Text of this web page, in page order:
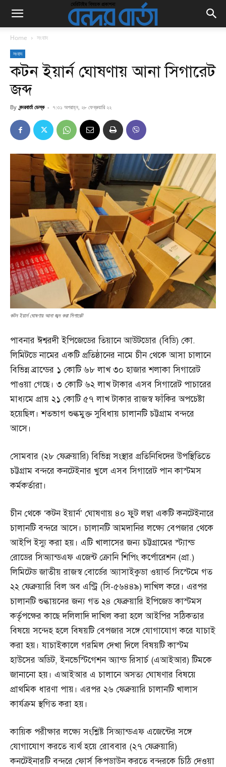
Home সংবাদ
সংবাদ
কটন ইয়ার্ন ঘোষণায় আনা সিগারেট
জব্দ
By বন্দরবার্তা ডেস্ক - ৭:৩১ অপরাহ্ন, ২৮ ফেব্রুয়ারি ২২
কটন ইয়ার্ন ঘোষণায় আনা জব্দ করা সিগারেট
পাবনার ঈশ্বরদী ইপিজেডের তিয়ানে আউটডোর (বিডি) কো.
লিমিটডে নামের একটি প্রতিষ্ঠানের নামে চীন থেকে আসা চালানে
বিভিন্ন ব্রান্ডের ১ কোটি ৬৮ লাখ ৩০ হাজার শলাকা সিগারেট
পাওয়া গেছে। ৩ কোটি ৬২ লাখ টাকার এসব সিগারেট পাচারের
মাধ্যমে প্রায় ২১ কোটি ৫৭ লাখ টাকার রাজস্ব ফাঁকির অপচেষ্টা
হয়েছিল। শতভাগ শুল্কমুক্ত সুবিধায় চালানটি চট্টগ্রাম বন্দরে
আসে।
সোমবার (২৮ ফেব্রুয়ারি) বিভিন্ন সংস্থার প্রতিনিধিদের উপস্থিতিতে
চট্টগ্রাম বন্দরে কনটেইনার খুলে এসব সিগারেট পান কাস্টমস
কর্মকর্তারা।
চীন থেকে ‘কটন ইয়ার্ন’ ঘোষণায় ৪০ ফুট লম্বা একটি কনটেইনারে
চালানটি বন্দরে আসে। চালানটি আমদানির লক্ষ্যে বেপজার থেকে
আইপি ইস্যু করা হয়। এটি খালাসের জন্য চট্টগ্রামের স্ট্যান্ড
রোডের সিঅ্যান্ডএফ এজেন্ট ক্রোনি শিপিং কর্পোরেশন (প্রা.)
লিমিটেড জাতীয় রাজস্ব বোর্ডের অ্যাসাইকুডা ওয়ার্ল্ড সিস্টেমে গত
২২ ফেব্রুয়ারি বিল অব এন্ট্রি (সি-৫৬৪৪৯) দাখিল করে। এরপর
চালানটি শুল্কায়নের জন্য গত ২৪ ফেব্রুয়ারি ইপিজেড কাস্টমস
কর্তৃপক্ষের কাছে দলিলাদি দাখিল করা হলে আইপির সঠিকতার
বিষয়ে সন্দেহ হলে বিষয়টি বেপজার সঙ্গে যোগাযোগ করে যাচাই
করা হয়। যাচাইকালে গরমিল দেখা দিলে বিষয়টি কাস্টম
হাউসের অডিট, ইনভেস্টিগেশন অ্যান্ড রিসার্চ (এআইআর) টিমকে
জানানো হয়। এআইআর এ চালানে অসত্য ঘোষণার বিষয়ে
প্রাথমিক ধারণা পায়। এরপর ২৬ ফেব্রুয়ারি চালানটি খালাস
কার্যক্রম স্থগিত করা হয়।
কায়িক পরীক্ষার লক্ষ্যে সংশ্লিষ্ট সিঅ্যান্ডএফ এজেন্টের সঙ্গে
যোগাযোগ করতে ব্যর্থ হয়ে রোববার (২৭ ফেব্রুয়ারি)
কনটেইনারটি বন্দরে ফোর্স কিপডাউন করতে বন্দরকে চিঠি দেওয়া